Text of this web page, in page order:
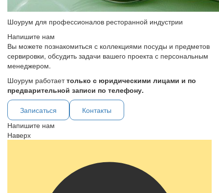
Шоурум для профессионалов ресторанной индустрии
Напишите нам
Вы можете познакомиться с коллекциями посуды и предметов
сервировки, обсудить задачи вашего проекта с персональным
менеджером.
Шоурум работаеттолько с юридическими лицами и по
предварительной записи по телефону.
Записаться
Контакты
Напишите нам
Наверх